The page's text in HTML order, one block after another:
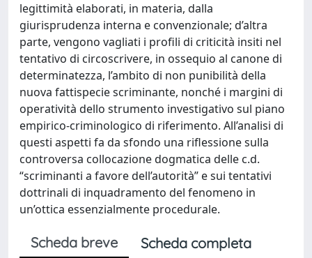
legittimità elaborati, in materia, dalla
giurisprudenza interna e convenzionale; d’altra
parte, vengono vagliati i profili di criticità insiti nel
tentativo di circoscrivere, in ossequio al canone di
determinatezza, l’ambito di non punibilità della
nuova fattispecie scriminante, nonché i margini di
operatività dello strumento investigativo sul piano
empirico-criminologico di riferimento. All’analisi di
questi aspetti fa da sfondo una riflessione sulla
controversa collocazione dogmatica delle c.d.
“scriminanti a favore dell’autorità” e sui tentativi
dottrinali di inquadramento del fenomeno in
un’ottica essenzialmente procedurale.
Scheda breve
Scheda completa